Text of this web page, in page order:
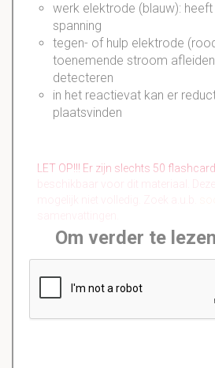
werk elektrode (blauw):
spanning
tegen- of hulp elektrode
toenemende stroom
detecteren
in het reactievat kan er
plaatsvinden
LET OP!!! Er zijn slechts 50
beschikbaar voor dit materiaal.
Om verder te